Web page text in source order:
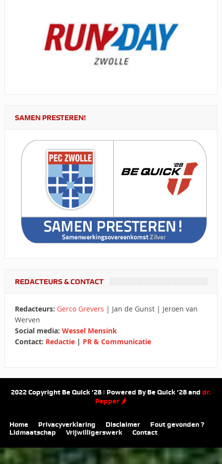
SAMEN PRESTEREN!
REDACTEURS & CONTACT
Redacteurs: Gerco Grevers | Jan de Gunst | Jeroen van
Werven
Social media: Wessel Mensink
Contact: Redactie| PR & Communicatie
2022 Copyright Be Quick '28 | Powered By Be Quick '28 and dr.
Pepper 🌶
Home Privacyverklaring Disclaimer
Fout gevonden ?
Lidmaatschap
Vrijwilligerswerk Contact